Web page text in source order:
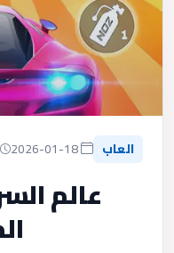
العاب 2026-01-18
عالم